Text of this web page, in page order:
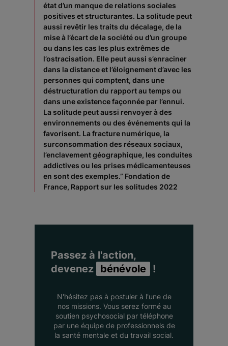
état d’un manque de relations sociales
positives et structurantes. La solitude peut
aussi revêtir les traits du décalage, de la
mise à l’écart de la société ou d’un groupe
ou dans les cas les plus extrêmes de
l’ostracisation. Elle peut aussi s’enraciner
dans la distance et l’éloignement d’avec les
personnes qui comptent, dans une
déstructuration du rapport au temps ou
dans une existence façonnée par l’ennui.
La solitude peut aussi renvoyer à des
environnements ou des événements qui la
favorisent. La fracture numérique, la
surconsommation des réseaux sociaux,
l’enclavement géographique, les conduites
addictives ou les prises médicamenteuses
en sont des exemples.” Fondation de
France, Rapport sur les solitudes 2022
Passez à l'action,
devenez bénévole !
N'hésitez pas à postuler à l'une de
nos missions. Vous serez formé au
soutien psychosocial par téléphone
par une équipe de professionnels de
la santé mentale et du travail social.